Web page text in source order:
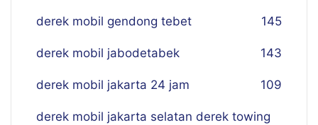
derek mobil gendong tebet 145
derek mobil jabodetabek 143
derek mobil jakarta 24 jam 109
derek mobil jakarta selatan derek towing